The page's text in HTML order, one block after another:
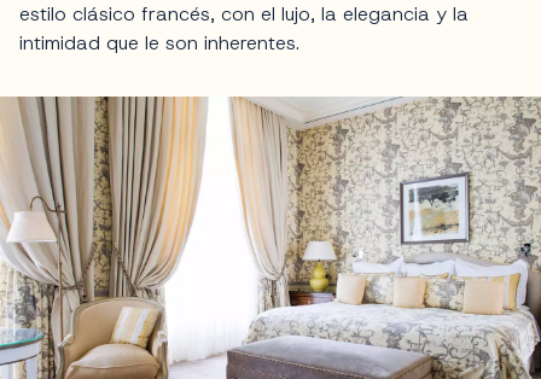
estilo clásico francés, con el lujo, la elegancia y la
intimidad que le son inherentes.